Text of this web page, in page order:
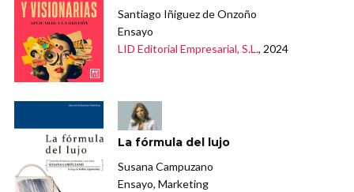
Santiago Iñiguez de Onzoño
Ensayo
LID Editorial Empresarial, S.L., 2024
La fórmula del lujo
Susana Campuzano
Ensayo, Marketing